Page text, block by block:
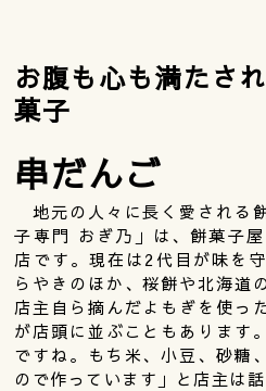
お腹も心も満たさ
菓子
串だんご
地元の人々に長く愛される
子専門 おぎ乃」は、餅菓子
店です。現在は2代目が味を
らやきのほか、桜餅や北海道
店主自ら摘んだよもぎを使っ
が店頭に並ぶこともあります
ですね。もち米、小豆、砂糖
ので作っています」と店主は話